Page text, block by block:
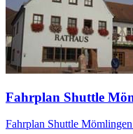
Fahrplan Shuttle
Fahrplan Shuttle